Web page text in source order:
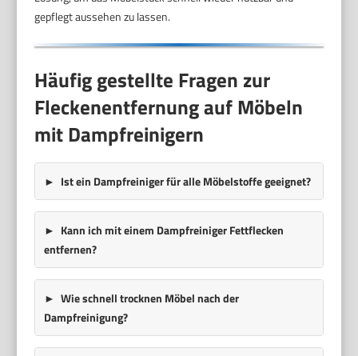
gepflegt aussehen zu lassen.
Häufig gestellte Fragen zur
Fleckenentfernung auf Möbeln
mit Dampfreinigern
Ist ein Dampfreiniger für alle Möbelstoffe geeignet?
Kann ich mit einem Dampfreiniger Fettflecken
entfernen?
Wie schnell trocknen Möbel nach der
Dampfreinigung?